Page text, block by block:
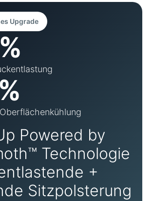
Upgrade
Powered by
Technologie
+
Sitzpolsterung